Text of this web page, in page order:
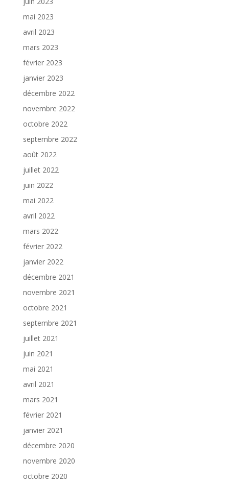
mai 2023
avril 2023
mars 2023
février 2023
janvier 2023
décembre 2022
novembre 2022
octobre 2022
septembre 2022
août 2022
juillet 2022
juin 2022
mai 2022
avril 2022
mars 2022
février 2022
janvier 2022
décembre 2021
novembre 2021
octobre 2021
septembre 2021
juillet 2021
juin 2021
mai 2021
avril 2021
mars 2021
février 2021
janvier 2021
décembre 2020
novembre 2020
octobre 2020